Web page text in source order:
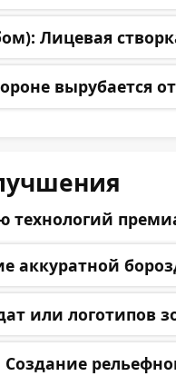
Лицевая
вырубается
аккуратной
или логотипов
Создание
обработку